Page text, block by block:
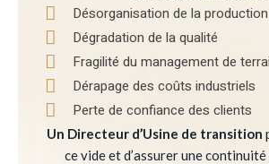
Désorganisation de la production
Dégradation de la qualité
Fragilité du management de
Dérapage des coûts industriels
Perte de confiance des clients
Un Directeur d’Usine de transition
ce vide et d’assurer une